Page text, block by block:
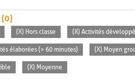
(0)
(X) Hors classe (X) Activités
élaborées (> 60 minutes) (X) Moyen
(X) Moyenne